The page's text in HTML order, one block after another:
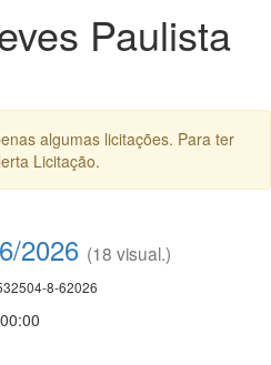
Paulista
algumas licitações. Para ter
Licitação.
2026 (18 visual.)
8-62026